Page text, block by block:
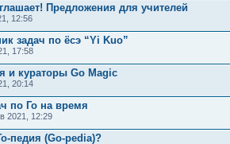
Предложения для учителей
12:56
задач по ёсэ “Yi Kuo”
17:58
и кураторы Go Magic
20:14
по Го на время
2021, 12:29
педия (Go-pedia)?